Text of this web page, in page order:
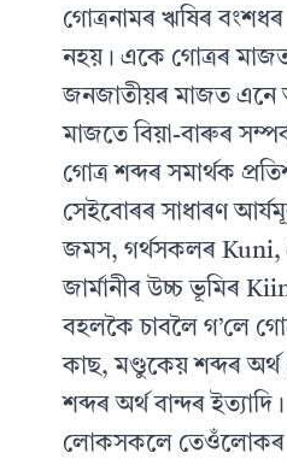
গোত্ৰনামৰ ঋষিৰ
নহয়। একে গোত্ৰৰ মাজত
জনজাতীয়ৰ মাজত এনে
মাজতে বিয়া-বাৰুৰ
গোত্ৰ শব্দৰ সমাৰ্থক
সেইবোৰৰ সাধাৰণ
জমস, গৰ্থসকলৰ Kuni,
জাৰ্মানীৰ উচ্চ ভূমিৰ
বহলকৈ চাবলৈ গ’লে
কাছ, মণ্ডুকেয় শব্দৰ
শব্দৰ অৰ্থ বান্দৰ
লোকসকলে তেওঁলোকৰ